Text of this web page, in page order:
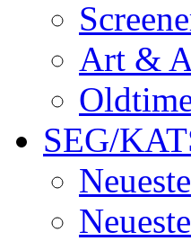
Art &
SEG/